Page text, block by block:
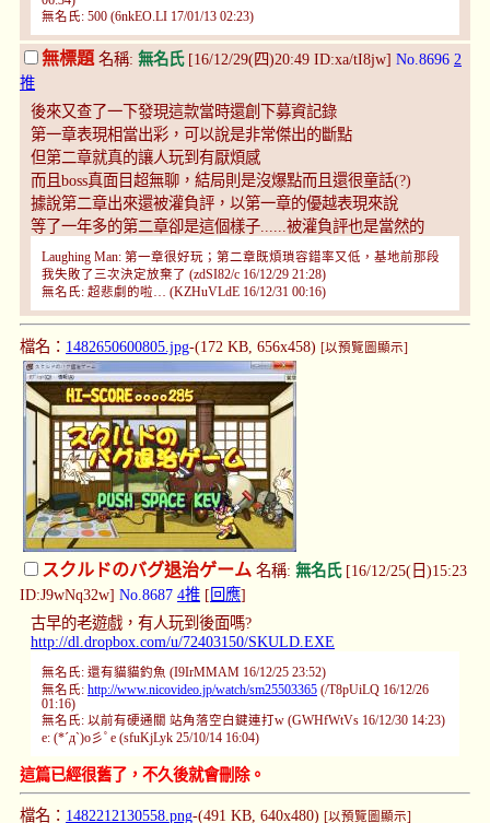
無名氏: 500 (6nkEO.LI 17/01/13 02:23)
無標題 名稱: 無名氏[16/12/29(四)20:49 ID:xa/tI8jw] No.8696 2
推
後來又查了一下發現這款當時還創下募資記錄
第一章表現相當出彩，可以說是非常傑出的斷點
但第二章就真的讓人玩到有厭煩感
而且boss真面目超無聊，結局則是沒爆點而且還很童話(?)
據說第二章出來還被灌負評，以第一章的優越表現來說
等了一年多的第二章卻是這個樣子......被灌負評也是當然的
Laughing Man: 第一章很好玩；第二章既煩瑣容錯率又低，基地前那段
我失敗了三次決定放棄了 (zdSI82/c 16/12/29 21:28)
無名氏: 超悲劇的啦… (KZHuVLdE 16/12/31 00:16)
檔名： 1482650600805.jpg-(172 KB, 656x458) [以預覽圖顯示]
スクルドのバグ退治ゲーム 名稱: 無名氏[16/12/25(日)15:23
ID:J9wNq32w] No.8687 4推 [ 回應]
古早的老遊戲，有人玩到後面嗎?
http://dl.dropbox.com/u/72403150/SKULD.EXE
無名氏: 還有貓貓釣魚 (I9IrMMAM 16/12/25 23:52)
無名氏: http://www.nicovideo.jp/watch/sm25503365 (/T8pUiLQ 16/12/26
01:16)
無名氏: 以前有硬通關 站角落空白鍵連打w (GWHfWtVs 16/12/30 14:23)
e: (*´д`)o彡ﾟe (sfuKjLyk 25/10/14 16:04)
這篇已經很舊了，不久後就會刪除。
檔名： 1482212130558.png-(491 KB, 640x480) [以預覽圖顯示]